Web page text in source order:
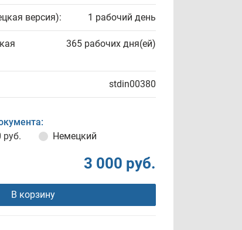
версия): 1 рабочий день
365 рабочих дня(ей)
stdin00380
руб. Немецкий
3 000 руб.
В корзину